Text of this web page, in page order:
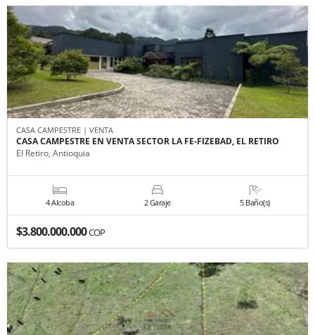
CASA CAMPESTRE | VENTA
CASA CAMPESTRE EN VENTA SECTOR LA FE-FIZEBAD, EL RETIRO
El Retiro, Antioquia
4 Alcoba 2 Garaje 5 Baño(s)
$3.800.000.000COP